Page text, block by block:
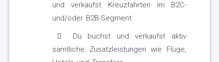
und verkaufst Kreuzfahrten im B2C-
und/oder B2B-Segment
Du buchst und verkaufst aktiv
sämtliche Zusatzleistungen wie Flüge,